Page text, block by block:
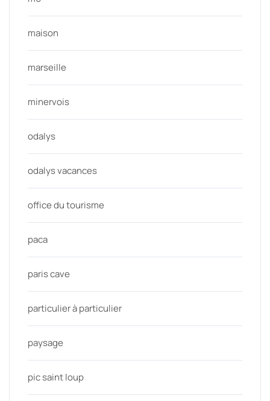
maison
marseille
minervois
odalys
odalys vacances
office du tourisme
paca
paris cave
particulier à particulier
paysage
pic saint loup